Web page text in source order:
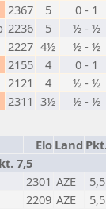
2367 5
0 - 1
2236 5
½ - ½
2227 4½
½ - ½
2155 4
0 - 1
2121 4
½ - ½
2311 3½ ½ - ½
Elo Land
7,5
2301 AZE
5,5
2209 AZE
5,5